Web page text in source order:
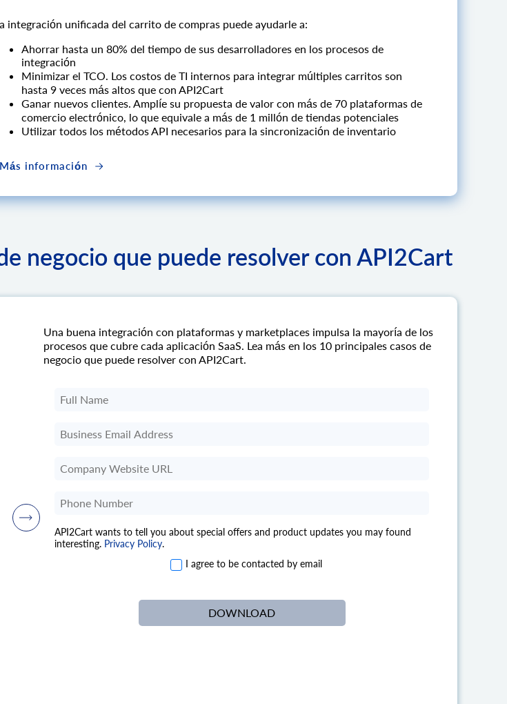
integración unificada del carrito de compras puede ayudarle a:
Ahorrar hasta un 80% del tiempo de sus desarrolladores en los procesos de
integración
Minimizar el TCO. Los costos de TI internos para integrar múltiples carritos son
hasta 9 veces más altos que con API2Cart
Ganar nuevos clientes. Amplíe su propuesta de valor con más de 70 plataformas de
comercio electrónico, lo que equivale a más de 1 millón de tiendas potenciales
Utilizar todos los métodos API necesarios para la sincronización de inventario
Más información
negocio que puede resolver con API2Cart
Una buena integración con plataformas y marketplaces impulsa la mayoría de los
procesos que cubre cada aplicación SaaS. Lea más en los 10 principales casos de
negocio que puede resolver con API2Cart.
API2Cart wants to tell you about special offers and product updates you may found
interesting. Privacy Policy.
I agree to be contacted by email